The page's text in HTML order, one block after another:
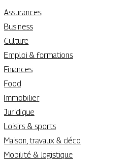
Assurances
Business
Culture
Emploi & formations
Finances
Food
Immobilier
Juridique
Loisirs & sports
Maison, travaux & déco
Mobilité & logistique